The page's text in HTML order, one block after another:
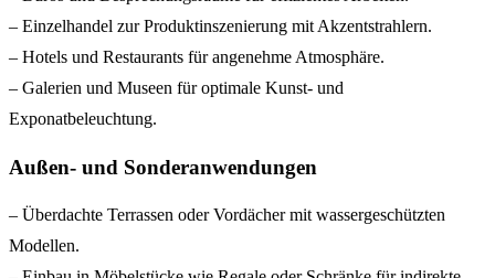
– Einzelhandel zur Produktinszenierung mit Akzentstrahlern.
– Hotels und Restaurants für angenehme Atmosphäre.
– Galerien und Museen für optimale Kunst- und
Exponatbeleuchtung.
Außen- und Sonderanwendungen
– Überdachte Terrassen oder Vordächer mit wassergeschützten
Modellen.